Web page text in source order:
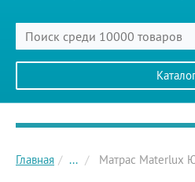
Главное меню сайта
Главная ... Матрас